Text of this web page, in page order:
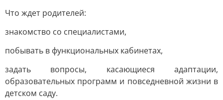
Что ждет родителей:
знакомство со специалистами,
побывать в функциональных кабинетах,
задать вопросы, касающиеся адаптации,
образовательных программ и повседневной жизни в
детском саду.